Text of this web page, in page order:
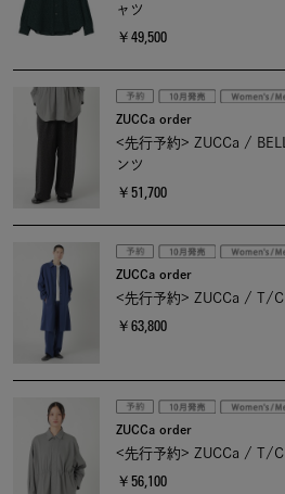
ャツ
￥49,500
ZUCCa order
<先行予約> ZUCCa /
ンツ
￥51,700
ZUCCa order
<先行予約> ZUCCa / T/
￥63,800
ZUCCa order
<先行予約> ZUCCa / T/
￥56,100